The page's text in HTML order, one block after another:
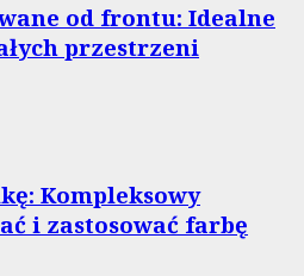
od frontu: Idealne
przestrzeni
Kompleksowy
i zastosować farbę